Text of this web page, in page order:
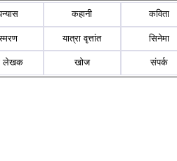
कहानी कविता
यात्रा वृत्तांत सिनेमा
लेखक खोज संपर्क